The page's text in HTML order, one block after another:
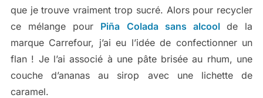
que je trouve vraiment trop sucré. Alors pour recycler
ce mélange pour Piña Colada sans alcool de la
marque Carrefour, j’ai eu l’idée de confectionner un
flan ! Je l’ai associé à une pâte brisée au rhum, une
couche d’ananas au sirop avec une lichette de
caramel.